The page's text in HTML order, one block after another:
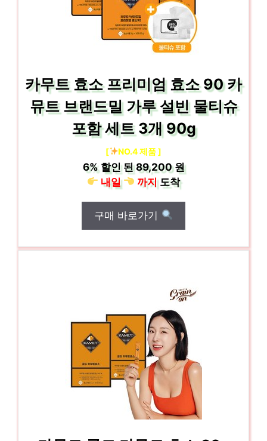
카무트 효소 프리미엄 효소 90 카
뮤트 브랜드밀 가루 설빈 물티슈
포함 세트 3개 90g
[ NO.4 제품 ]
6%할인 된89,200 원
내일
까지도착
구매 바로가기